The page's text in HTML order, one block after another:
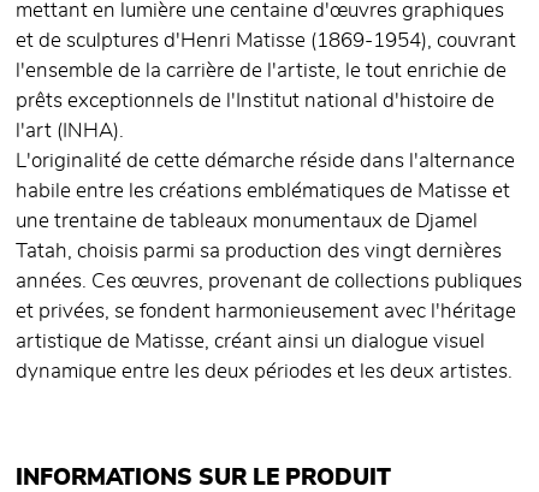
mettant en lumière une centaine d'œuvres graphiques
et de sculptures d'Henri Matisse (1869-1954), couvrant
l'ensemble de la carrière de l'artiste, le tout enrichie de
prêts exceptionnels de l'Institut national d'histoire de
l'art (INHA).
L'originalité de cette démarche réside dans l'alternance
habile entre les créations emblématiques de Matisse et
une trentaine de tableaux monumentaux de Djamel
Tatah, choisis parmi sa production des vingt dernières
années. Ces œuvres, provenant de collections publiques
et privées, se fondent harmonieusement avec l'héritage
artistique de Matisse, créant ainsi un dialogue visuel
dynamique entre les deux périodes et les deux artistes.
INFORMATIONS SUR LE PRODUIT